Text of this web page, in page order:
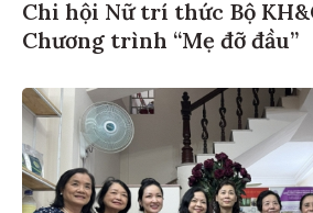
Chi hội Nữ trí thức Bộ
Chương trình “Mẹ đỡ đầu”